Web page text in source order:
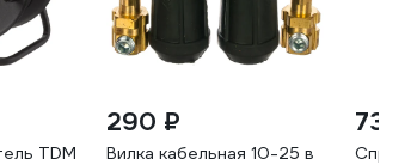
TDM
290 ₽
Вилка кабельная 10-25 в
735
Спрей